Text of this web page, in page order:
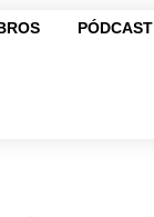
PÓDCAST